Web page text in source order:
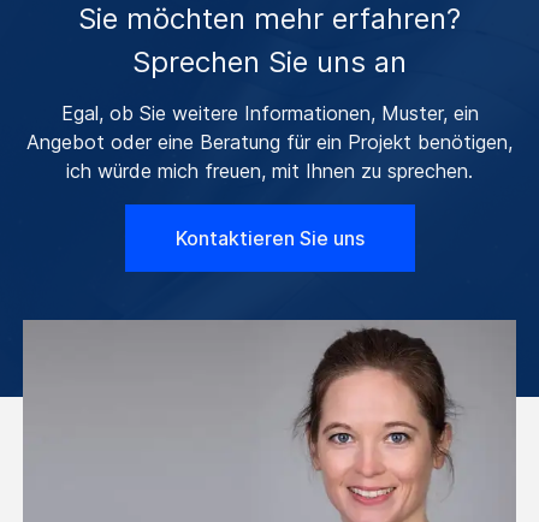
Sie möchten mehr erfahren?
Sprechen Sie uns an
Egal, ob Sie weitere Informationen, Muster, ein
Angebot oder eine Beratung für ein Projekt benötigen,
ich würde mich freuen, mit Ihnen zu sprechen.
Kontaktieren Sie uns